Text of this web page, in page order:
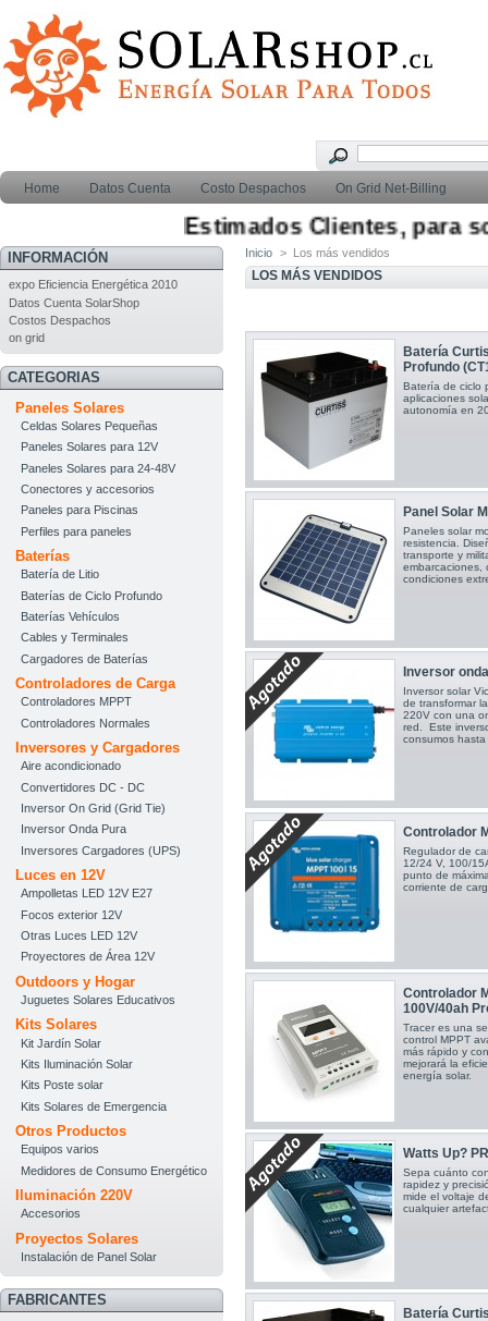
Home Datos Cuenta Costo Despachos On Grid Net-Billing
Estimados Clientes, para
INFORMACIÓN
expo Eficiencia Energética 2010
Datos Cuenta SolarShop
Costos Despachos
on grid
CATEGORIAS
Paneles Solares
Celdas Solares Pequeñas
Paneles Solares para 12V
Paneles Solares para 24-48V
Conectores y accesorios
Paneles para Piscinas
Perfiles para paneles
Baterías
Batería de Litio
Baterías de Ciclo Profundo
Baterías Vehículos
Cables y Terminales
Cargadores de Baterías
Controladores de Carga
Controladores MPPT
Controladores Normales
Inversores y Cargadores
Aire acondicionado
Convertidores DC - DC
Inversor On Grid (Grid Tie)
Inversor Onda Pura
Inversores Cargadores (UPS)
Luces en 12V
Ampolletas LED 12V E27
Focos exterior 12V
Otras Luces LED 12V
Proyectores de Área 12V
Outdoors y Hogar
Juguetes Solares Educativos
Kits Solares
Kit Jardín Solar
Kits Iluminación Solar
Kits Poste solar
Kits Solares de Emergencia
Otros Productos
Equipos varios
Medidores de Consumo Energético
Iluminación 220V
Accesorios
Proyectos Solares
Instalación de Panel Solar
FABRICANTES
Inicio > Los más vendidos
LOS MÁS VENDIDOS
Batería
Profundo
Batería de ciclo
aplicaciones
autonomía en
Panel Solar
Paneles solar
resistencia.
transporte y
embarcaciones,
condiciones
Inversor
Inversor solar
de transformar
220V con una
red. Este
consumos
Controlador
Regulador de
12/24 V, 100/
punto de
corriente de
Controlador
100V/40ah
Tracer es una
control MPPT
más rápido y
mejorará la
energía solar.
Watts Up?
Sepa cuánto
rapidez y
mide el voltaje
cualquier
Batería